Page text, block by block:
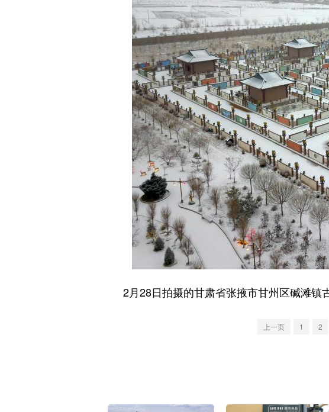
2月28日拍摄的甘肃省张掖市甘州区碱滩镇
上一页 1 2